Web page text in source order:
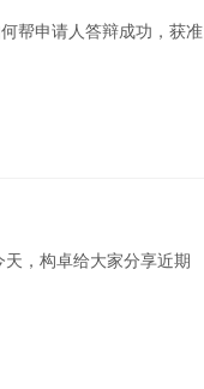
帮申请人答辩成功，获准
，构卓给大家分享近期